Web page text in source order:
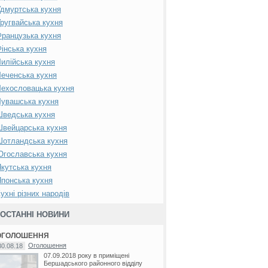
кухня
кухня
кухня
кухня
кухня
кухня
кухня
кухня
Шведська кухня
Швейцарська кухня
Шотландська кухня
кухня
кухня
кухня
різних народів
ОСТАННІ НОВИНИ
Оголошення
07.09.2018 року в приміщені
Бершадського районного відділу